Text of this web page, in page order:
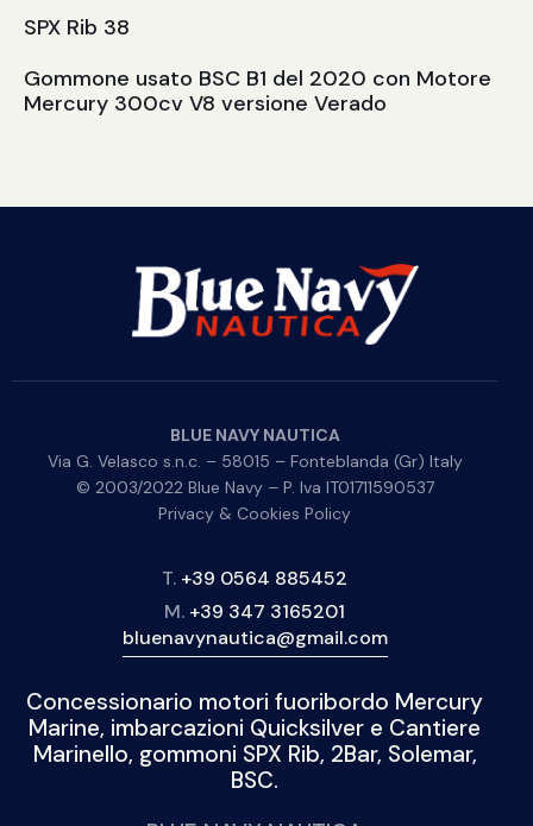
SPX Rib 38
Gommone usato BSC B1 del 2020 con Motore
Mercury 300cv V8 versione Verado
BLUE NAVY NAUTICA
Via G. Velasco s.n.c. – 58015 – Fonteblanda (Gr) Italy
© 2003/2022 Blue Navy – P. Iva IT01711590537
Privacy & Cookies Policy
T. +39 0564 885452
M. +39 347 3165201
bluenavynautica@gmail.com
Concessionario motori fuoribordo Mercury
Marine, imbarcazioni Quicksilver e Cantiere
Marinello, gommoni SPX Rib, 2Bar, Solemar,
BSC.